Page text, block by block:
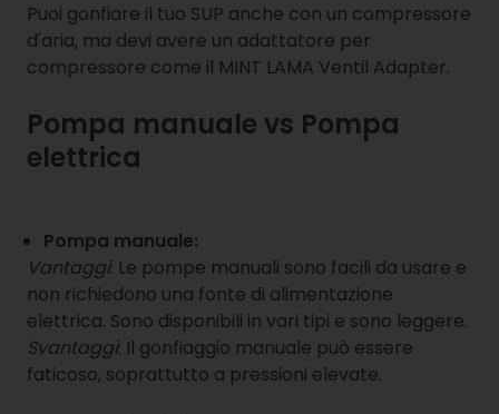
Puoi gonfiare il tuo SUP anche con un compressore
d'aria, ma devi avere un adattatore per
compressore come il MINT LAMA Ventil Adapter.
Pompa manuale vs Pompa
elettrica
Pompa manuale:
Vantaggi: Le pompe manuali sono facili da usare e
non richiedono una fonte di alimentazione
elettrica. Sono disponibili in vari tipi e sono leggere.
Svantaggi: Il gonfiaggio manuale può essere
faticoso, soprattutto a pressioni elevate.